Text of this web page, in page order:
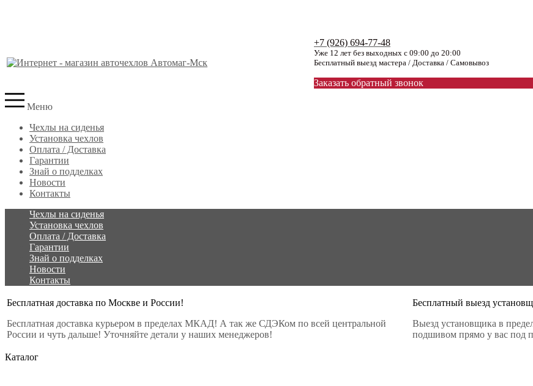
+7 (926) 694-77-48
Уже 12 лет без выходных с 09:00 до 20:00
Бесплатный выезд мастера / Доставка / Самовывоз
Заказать обратный звонок
Меню
Чехлы на сиденья
Установка чехлов
Оплата / Доставка
Гарантии
Знай о подделках
Новости
Контакты
Чехлы на сиденья
Установка чехлов
Оплата / Доставка
Гарантии
Знай о подделках
Новости
Контакты
Бесплатная доставка по Москве и России!
Бесплатная доставка курьером в пределах МКАД! А так же СДЭКом по всей центральной
России и чуть дальше! Уточняйте детали у наших менеджеров!
Бесплатный выезд
Выезд установщика в
подшивом прямо у вас под
Каталог